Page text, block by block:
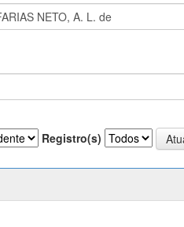
Registro(s)